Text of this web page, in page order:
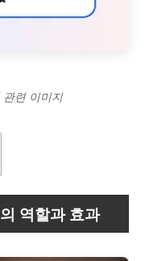
련 이미지
역할과 효과